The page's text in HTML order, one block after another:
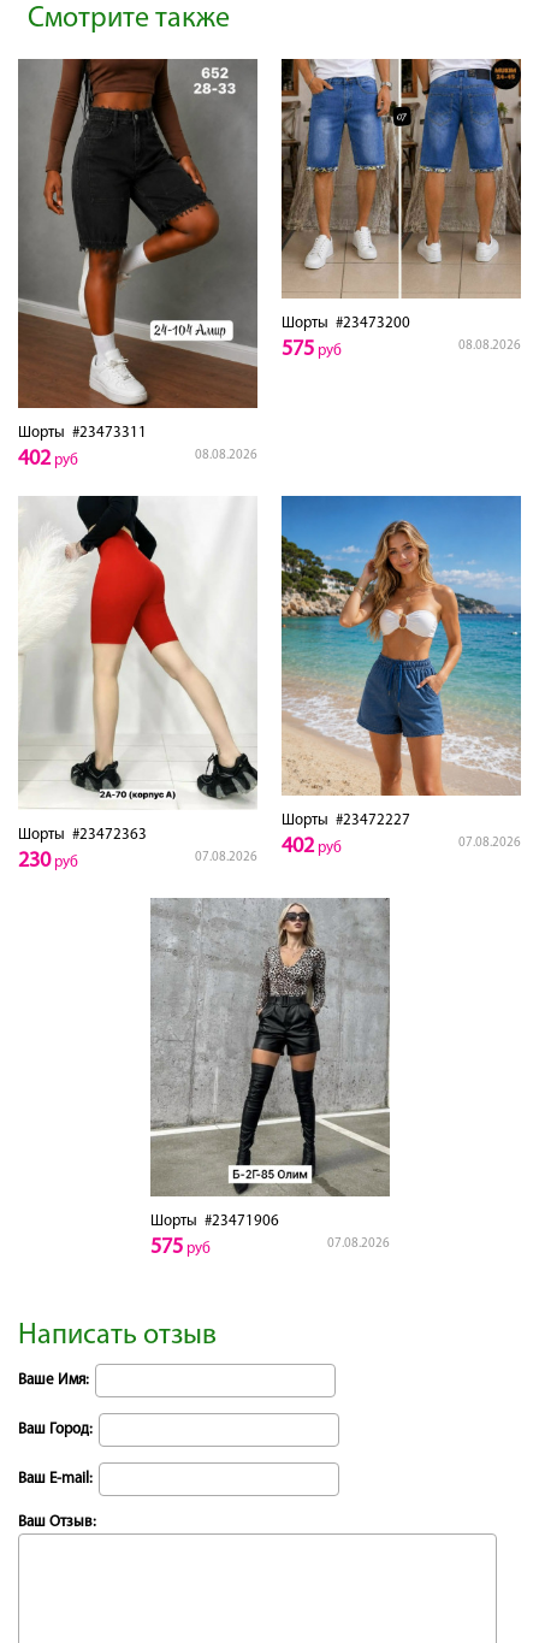
Смотрите также
Шорты #23473311
08.08.2026
402руб
Шорты #23473200
08.08.2026
575 руб
Шорты #23472363
07.08.2026
230руб
Шорты #23472227
07.08.2026
402руб
Шорты #23471906
07.08.2026
575руб
Написать отзыв
Ваше Имя:
Ваш Город:
Ваш E-mail:
Ваш Отзыв: